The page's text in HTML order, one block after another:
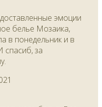
эмоции
белье Мозаика,
в понедельник и в
спасиб, за